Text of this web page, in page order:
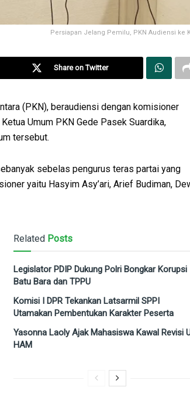
Persiapan Jelang Pemilu, PKN Audiensi ke
Share on Twitter
(PKN), beraudiensi dengan komisioner
Umum PKN Gede Pasek Suardika,
tersebut.
sebelas pengurus teras partai yang
yaitu Hasyim Asy’ari, Arief Budiman,
Related Posts
Legislator PDIP Dukung Polri Bongkar Korupsi
Batu Bara dan TPPU
Komisi I DPR Tekankan Latsarmil SPPI
Utamakan Pembentukan Karakter Peserta
Yasonna Laoly Ajak Mahasiswa Kawal Revisi
HAM